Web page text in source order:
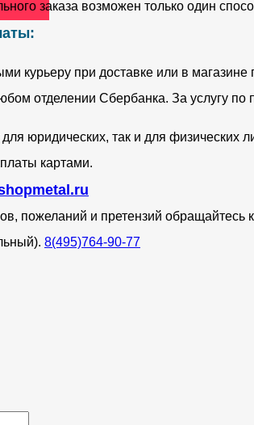
заказа возможен только один
курьеру при доставке или в
отделении Сбербанка. За услугу по
юридических, так и для физических
картами.
пожеланий и претензий
8(495)764-90-77